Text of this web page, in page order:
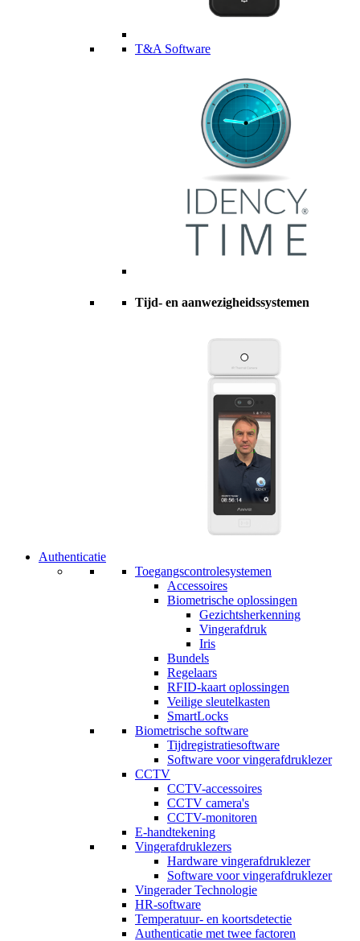
T&A Software
Tijd- en aanwezigheidssystemen
Authenticatie
Toegangscontrolesystemen
Accessoires
Biometrische oplossingen
Gezichtsherkenning
Vingerafdruk
Iris
Bundels
Regelaars
RFID-kaart oplossingen
Veilige sleutelkasten
SmartLocks
Biometrische software
Tijdregistratiesoftware
Software voor vingerafdruklezer
CCTV
CCTV-accessoires
CCTV camera's
CCTV-monitoren
E-handtekening
Vingerafdruklezers
Hardware vingerafdruklezer
Software voor vingerafdruklezer
Vingerader Technologie
HR-software
Temperatuur- en koortsdetectie
Authenticatie met twee factoren